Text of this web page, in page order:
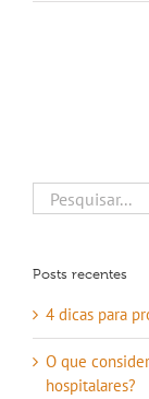
Buscar
resultados
Posts recentes
4 dicas para
O que
hospitalares?